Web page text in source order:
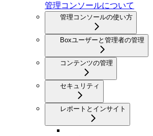
管理コンソールについて
管理コンソールの使い方
Boxユーザーと管理者の管理
コンテンツの管理
セキュリティ
レポートとインサイト